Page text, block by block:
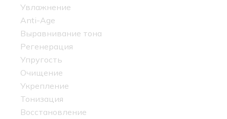
Увлажнение
Anti-Age
Выравнивание тона
Регенерация
Упругость
Очищение
Укрепление
Тонизация
Восстановление